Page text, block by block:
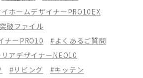
ホームデザイナーPRO10EX
破ファイル
ナーPRO10
#よくあるご質問
アデザイナーNEO10
#リビング
#キッチン